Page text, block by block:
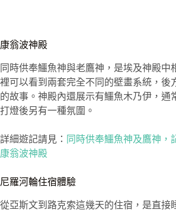
康翁波神殿
同時供奉鱷魚神與老鷹神，是埃及神殿中
裡可以看到兩套完全不同的壁畫系統，後
的故事。神殿內還展示有鱷魚木乃伊，通
打燈後另有一種氛圍。
詳細遊記請見： 同時供奉鱷魚神及鷹神，
康翁波神殿
尼羅河輪住宿體驗
從亞斯文到路克索這幾天的住宿，是直接